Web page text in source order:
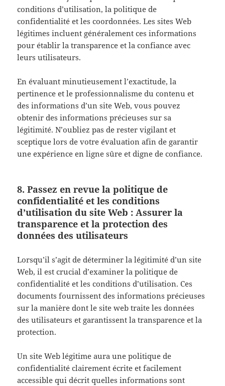
conditions d’utilisation, la politique de
confidentialité et les coordonnées. Les sites Web
légitimes incluent généralement ces informations
pour établir la transparence et la confiance avec
leurs utilisateurs.
En évaluant minutieusement l’exactitude, la
pertinence et le professionnalisme du contenu et
des informations d’un site Web, vous pouvez
obtenir des informations précieuses sur sa
légitimité. N’oubliez pas de rester vigilant et
sceptique lors de votre évaluation afin de garantir
une expérience en ligne sûre et digne de confiance.
8. Passez en revue la politique de
confidentialité et les conditions
d’utilisation du site Web : Assurer la
transparence et la protection des
données des utilisateurs
Lorsqu’il s’agit de déterminer la légitimité d’un site
Web, il est crucial d’examiner la politique de
confidentialité et les conditions d’utilisation. Ces
documents fournissent des informations précieuses
sur la manière dont le site web traite les données
des utilisateurs et garantissent la transparence et la
protection.
Un site Web légitime aura une politique de
confidentialité clairement écrite et facilement
accessible qui décrit quelles informations sont